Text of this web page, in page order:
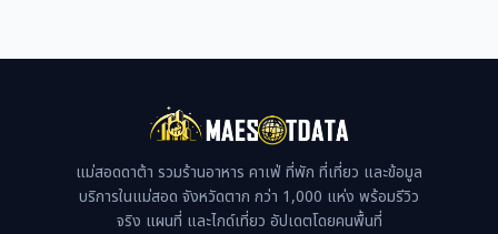
แม่สอดดาต้า รวมร้านอาหาร คาเฟ่ ที่พัก ที่เที่ยว และข้อมูล
บริการในแม่สอด จังหวัดตาก กว่า 1,000 แห่ง พร้อมรีวิว
จริง แผนที่ และไกด์เที่ยว อัปเดตโดยคนพื้นที่